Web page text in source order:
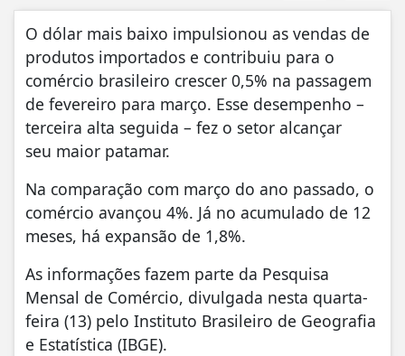
O dólar mais baixo impulsionou as vendas de
produtos importados e contribuiu para o
comércio brasileiro crescer 0,5% na passagem
de fevereiro para março. Esse desempenho –
terceira alta seguida – fez o setor alcançar
seu maior patamar.
Na comparação com março do ano passado, o
comércio avançou 4%. Já no acumulado de 12
meses, há expansão de 1,8%.
As informações fazem parte da Pesquisa
Mensal de Comércio, divulgada nesta quarta-
feira (13) pelo Instituto Brasileiro de Geografia
e Estatística (IBGE).